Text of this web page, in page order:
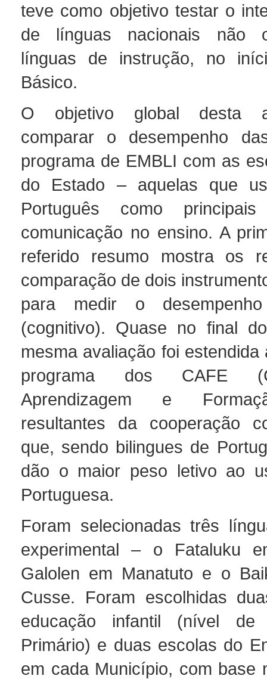
teve como objetivo testar o
de línguas nacionais não
línguas de instrução, no
Básico.
O objetivo global desta
comparar o desempenho
programa de EMBLI com as
do Estado – aquelas que
Português como
comunicação no ensino. A
referido resumo mostra os
comparação de dois
para medir o desempenho
(cognitivo). Quase no final
mesma avaliação foi
programa dos CAFE
Aprendizagem e
resultantes da cooperação
que, sendo bilingues de
dão o maior peso letivo ao
Portuguesa.
Foram selecionadas três
experimental – o Fataluku
Galolen em Manatuto e o
Cusse. Foram escolhidas
educação infantil (nível de
Primário) e duas escolas do
em cada Município, com base